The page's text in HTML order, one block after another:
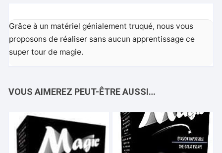
Grâce à un matériel génialement truqué, nous vous
proposons de réaliser sans aucun apprentissage ce
super tour de magie.
VOUS AIMEREZ PEUT-ÊTRE AUSSI…